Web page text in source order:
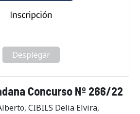
Desplegar
Concurso Nº 266/22
CIBILS Delia Elvira,